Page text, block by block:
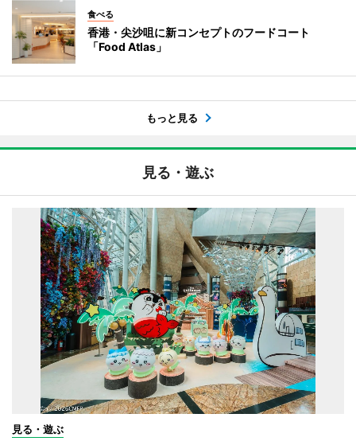
食べる
香港・尖沙咀に新コンセプトのフードコート
「Food Atlas」
もっと見る
見る・遊ぶ
見る・遊ぶ